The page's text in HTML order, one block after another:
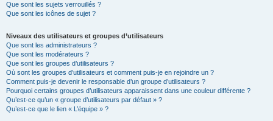
Que sont les sujets verrouillés ?
Que sont les icônes de sujet ?
Niveaux des utilisateurs et groupes d’utilisateurs
Que sont les administrateurs ?
Que sont les modérateurs ?
Que sont les groupes d’utilisateurs ?
Où sont les groupes d’utilisateurs et comment puis-je en rejoindre un ?
Comment puis-je devenir le responsable d’un groupe d’utilisateurs ?
Pourquoi certains groupes d’utilisateurs apparaissent dans une couleur différente ?
Qu’est-ce qu’un « groupe d’utilisateurs par défaut » ?
Qu’est-ce que le lien « L’équipe » ?